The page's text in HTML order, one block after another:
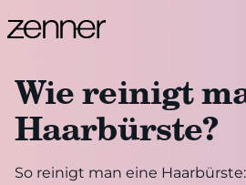
Wie reinigt
Haarbürste?
So reinigt man eine Haarbürste: